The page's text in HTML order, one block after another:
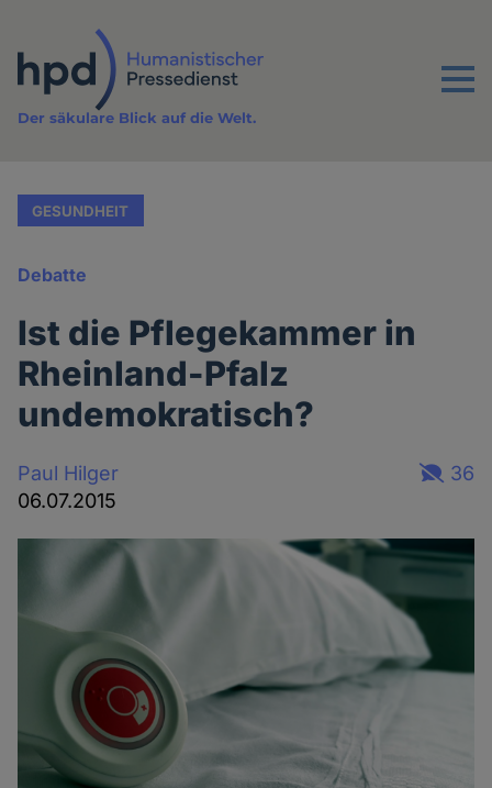
Inhalt
Menu
Der säkulare Blick auf die Welt.
GESUNDHEIT
Debatte
Ist die Pflegekammer in
Rheinland-Pfalz
undemokratisch?
Paul Hilger
06.07.2015
36